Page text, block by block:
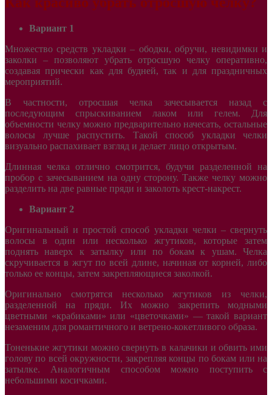
Вариант 1
Множество средств укладки – ободки, обручи, невидимки и
заколки – позволяют убрать отросшую челку оперативно,
создавая прически как для будней, так и для праздничных
мероприятий.
В частности, отросшая челка зачесывается назад с
последующим спрыскиванием лаком или гелем. Для
объемности челку можно предварительно начесать, остальные
волосы лучше распустить. Такой способ укладки челки
визуально распахивает взгляд и делает лицо открытым.
Длинная челка отлично смотрится, будучи разделенной на
пробор с зачесыванием на одну сторону. Также челку можно
разделить на две равные пряди и заколоть крест-накрест.
Вариант 2
Оригинальный и простой способ укладки челки – свернуть
волосы в один или несколько жгутиков, которые затем
поднять наверх к затылку или по бокам к ушам. Челка
скручивается в жгут по всей длине, начиная от корней, либо
только ее концы, затем закрепляющиеся заколкой.
Оригинально смотрятся несколько жгутиков из челки,
разделенной на пряди. Их можно закрепить модными
цветными «крабиками» или «цветочками» — такой вариант
незаменим для романтичного и ветрено-кокетливого образа.
Тоненькие жгутики можно свернуть в калачики и обвить ими
голову по всей окружности, закрепляя концы по бокам или на
затылке. Аналогичным способом можно поступить с
небольшими косичками.